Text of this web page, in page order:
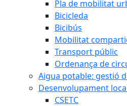
Pla de mobilitat
Bicicleda
Bicibús
Mobilitat
Transport públic
Ordenança de
Aigua potable: gestió
Desenvolupament
CSETC